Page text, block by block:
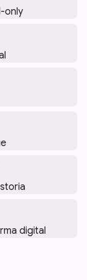
only
digital